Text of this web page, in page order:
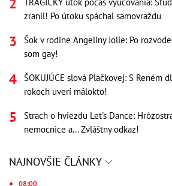
TRAGICKÝ útok počas vyučovania:
zranil! Po útoku spáchal samovraždu
Šok v rodine Angeliny Jolie: Po
som gay!
ŠOKUJÚCE slová Plačkovej: S Reném
rokoch uverí málokto!
Strach o hviezdu Let's Dance:
nemocnice a... Zvláštny odkaz!
NAJNOVŠIE ČLÁNKY
08:00